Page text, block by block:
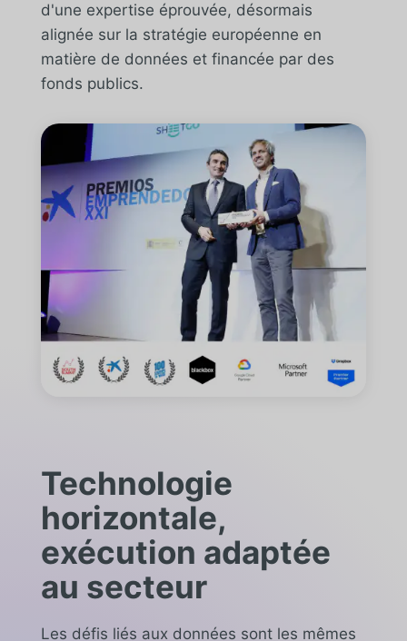
d'une expertise éprouvée, désormais
alignée sur la stratégie européenne en
matière de données et financée par des
fonds publics.
Technologie
horizontale,
exécution adaptée
au secteur
Les défis liés aux données sont les mêmes